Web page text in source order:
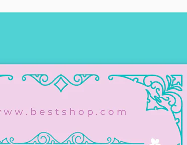
vaší nejlepší
napříč
a studii.
Produkty
Spaces
AI asistent
obrázků
AI hlasový
Začněte
Academy
Dokumentace
Podpora
Podmínky použití
Zásady ochrany
osobních údajů